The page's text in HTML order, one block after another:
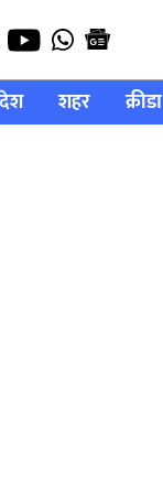
शहर क्रीडा